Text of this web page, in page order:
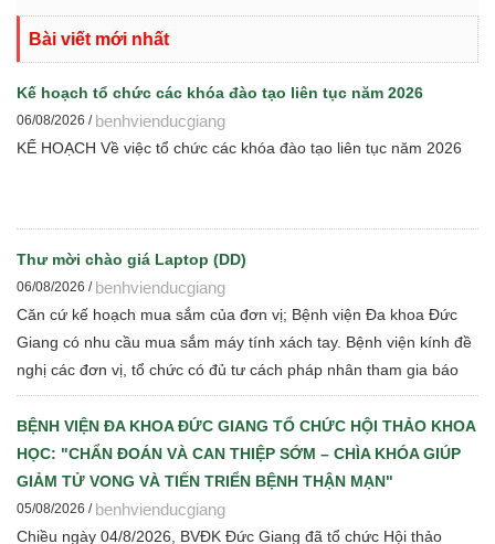
Bài viết mới nhất
Kế hoạch tổ chức các khóa đào tạo liên tục năm 2026
06/08/2026 / benhvienducgiang
KẾ HOẠCH Về việc tổ chức các khóa đào tạo liên tục năm 2026
Thư mời chào giá Laptop (DD)
06/08/2026 / benhvienducgiang
Căn cứ kế hoạch mua sắm của đơn vị; Bệnh viện Đa khoa Đức
Giang có nhu cầu mua sắm máy tính xách tay. Bệnh viện kính đề
nghị các đơn vị, tổ chức có đủ tư cách pháp nhân tham gia báo
giá cạnh tranh để Bệnh viện thực hiện các bước đấu thầu theo
quy định hiện hành
BỆNH VIỆN ĐA KHOA ĐỨC GIANG TỔ CHỨC HỘI THẢO KHOA
HỌC: "CHẨN ĐOÁN VÀ CAN THIỆP SỚM – CHÌA KHÓA GIÚP
GIẢM TỬ VONG VÀ TIẾN TRIỂN BỆNH THẬN MẠN"
05/08/2026 / benhvienducgiang
Chiều ngày 04/8/2026, BVĐK Đức Giang đã tổ chức Hội thảo